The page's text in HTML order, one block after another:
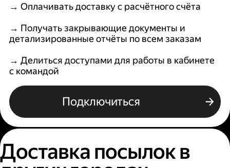
→ Оплачивать доставку с расчётного счёта
→ Получать закрывающие документы и
детализированные отчёты по всем заказам
→ Делиться доступами для работы в кабинете
с командой
Подключиться
Доставка посылок в